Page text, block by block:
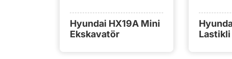
Hyundai HX19A Mini
Ekskavatör